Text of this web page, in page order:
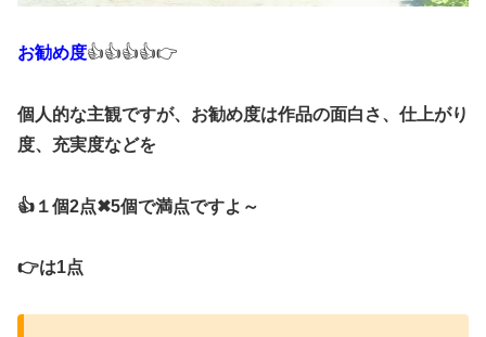
お勧め度👍👍👍👍👉
個人的な主観ですが、お勧め度は作品の面白さ、仕上がり
度、充実度などを
👍１個2点✖5個で満点ですよ～
👉は1点